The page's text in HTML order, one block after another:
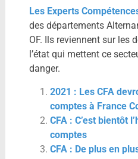
Les Experts
des départements
OF. Ils reviennent sur les
l’état qui mettent ce
danger.
2021 : Les CFA
comptes à France
CFA : C’est bientôt
comptes
CFA : De plus en